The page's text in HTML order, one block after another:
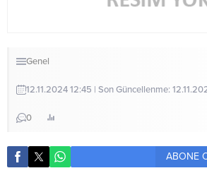
Genel
12.11.2024 12:45 | Son Güncellenme:
0
ABONE